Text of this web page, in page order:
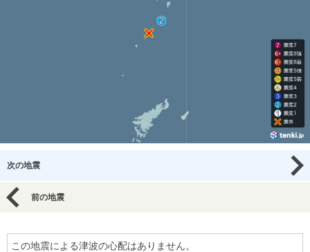
次の地震
前の地震
この地震による津波の心配はありません。